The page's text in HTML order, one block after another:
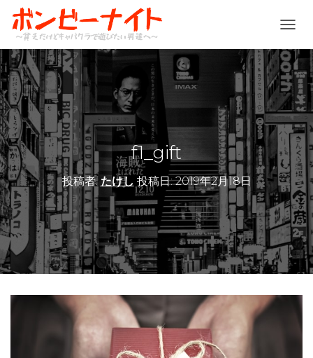
ビ
ゲ
ー
シ
ョ
ン
を
り
替
え
f1_gift
投稿者: たけし 投稿日:2019年2月18日